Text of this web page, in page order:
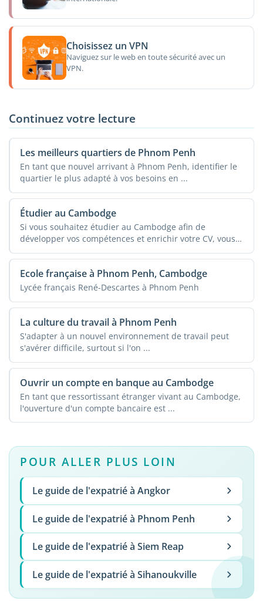
Choisissez un VPN
Naviguez sur le web en toute sécurité avec un
VPN.
Continuez votre lecture
Les meilleurs quartiers de Phnom Penh
En tant que nouvel arrivant à Phnom Penh, identifier le
quartier le plus adapté à vos besoins en ...
Étudier au Cambodge
Si vous souhaitez étudier au Cambodge afin de
développer vos compétences et enrichir votre CV, vous
...
Ecole française à Phnom Penh, Cambodge
Lycée français René-Descartes à Phnom Penh
La culture du travail à Phnom Penh
S'adapter à un nouvel environnement de travail peut
s'avérer difficile, surtout si l'on ...
Ouvrir un compte en banque au Cambodge
En tant que ressortissant étranger vivant au Cambodge,
l'ouverture d'un compte bancaire est ...
POUR ALLER PLUS LOIN
Le guide de l'expatrié à Angkor
Le guide de l'expatrié à Phnom Penh
Le guide de l'expatrié à Siem Reap
Le guide de l'expatrié à Sihanoukville